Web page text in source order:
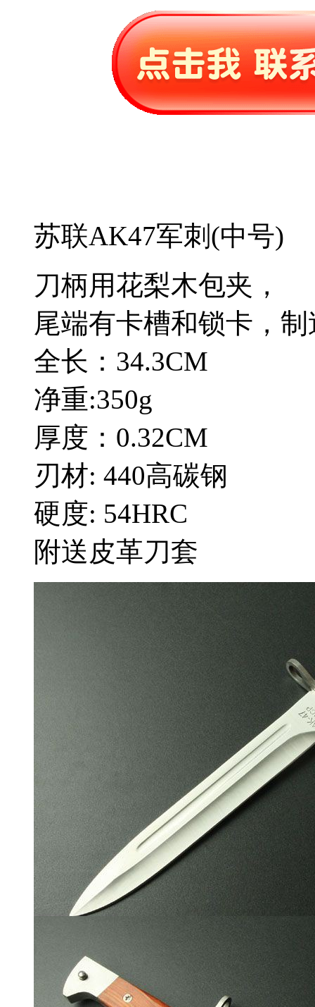
苏联AK47军刺(中号)
刀柄用花梨木包夹，
尾端有卡槽和锁卡，
全长：34.3CM
净重:350g
厚度：0.32CM
刃材: 440高碳钢
硬度: 54HRC
附送皮革刀套